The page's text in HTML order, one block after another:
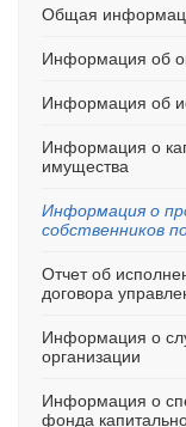
Общая
Информация об
Информация об
Информация о
имущества
Информация о
собственников
Отчет об
договора
Информация о
организации
Информация о
фонда